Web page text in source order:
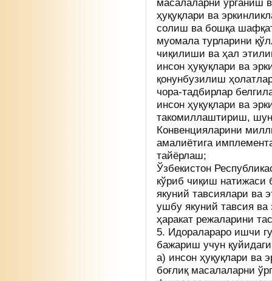
масалаларни ўрганиш
ҳуқуқлари ва
солиш ва бошқа
муомала турларини
чиқилиши ва ҳал
инсон ҳуқуқлари ва
қонунбузилиш
чора-тадбирлар
инсон ҳуқуқлари ва
такомиллаштириш,
Конвенцияларини
амалиётига
тайёрлаш;
Ўзбекистон
кўриб чиқиш натижаси
якуний тавсиялари ва
ушбу якуний тавсия
ҳаракат режаларини
5. Идоралараро ишчи
бажариш учун
а) инсон ҳуқуқлари ва
боғлиқ масалаларни